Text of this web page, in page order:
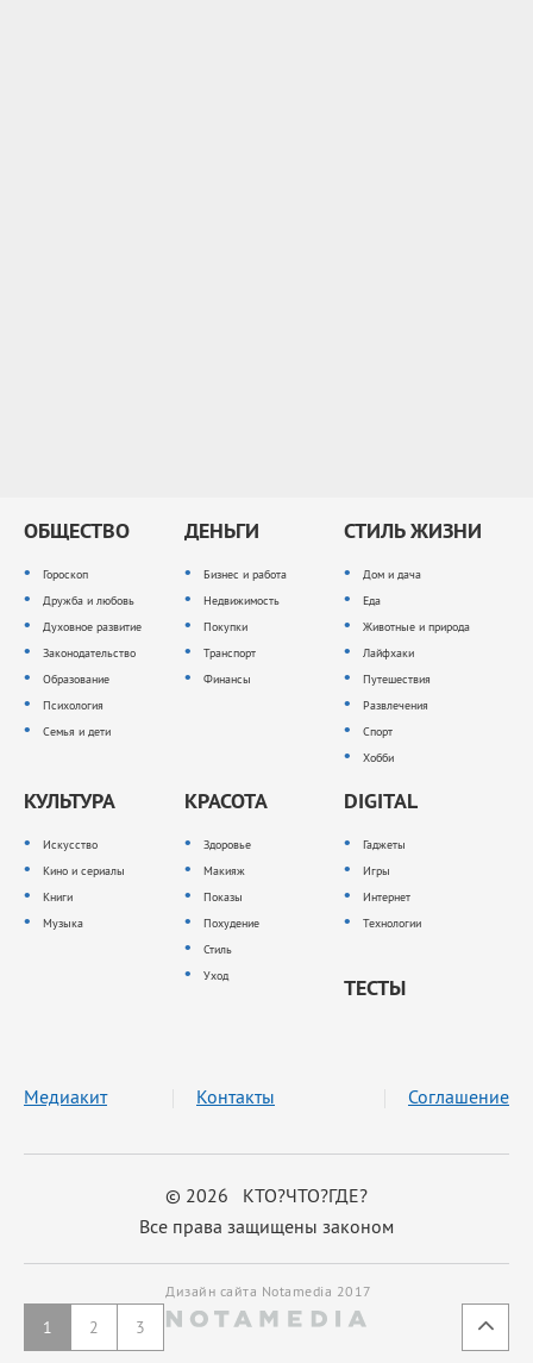
1 2 3
ОБЩЕСТВО
Гороскоп
Дружба и любовь
Духовное развитие
Законодательство
Образование
Психология
Семья и дети
ДЕНЬГИ
Бизнес и работа
Недвижимость
Покупки
Транспорт
Финансы
СТИЛЬ ЖИЗНИ
Дом и дача
Еда
Животные и природа
Лайфхаки
Путешествия
Развлечения
Спорт
Хобби
КУЛЬТУРА
Искусство
Кино и сериалы
Книги
Музыка
КРАСОТА
Здоровье
Макияж
Показы
Похудение
Стиль
Уход
DIGITAL
Гаджеты
Игры
Интернет
Технологии
ТЕСТЫ
© 2026 КТО?ЧТО?ГДЕ?
Все права защищены законом
Медиакит Контакты Соглашение
Дизайн сайта Notamedia 2017